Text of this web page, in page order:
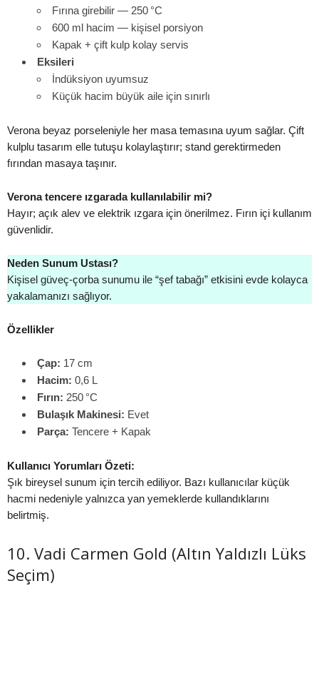
Fırına girebilir — 250 °C
600 ml hacim — kişisel porsiyon
Kapak + çift kulp kolay servis
Eksileri
İndüksiyon uyumsuz
Küçük hacim büyük aile için sınırlı
Verona beyaz porseleniyle her masa temasına uyum sağlar. Çift
kulplu tasarım elle tutuşu kolaylaştırır; stand gerektirmeden
fırından masaya taşınır.
Verona tencere ızgarada kullanılabilir mi?
Hayır; açık alev ve elektrik ızgara için önerilmez. Fırın içi kullanım
güvenlidir.
Neden Sunum Ustası?
Kişisel güveç‑çorba sunumu ile “şef tabağı” etkisini evde kolayca
yakalamanızı sağlıyor.
Özellikler
Çap: 17 cm
Hacim: 0,6 L
Fırın: 250 °C
Bulaşık Makinesi: Evet
Parça: Tencere + Kapak
Kullanıcı Yorumları Özeti:
Şık bireysel sunum için tercih ediliyor. Bazı kullanıcılar küçük
hacmi nedeniyle yalnızca yan yemeklerde kullandıklarını
belirtmiş.
10. Vadi Carmen Gold (Altın Yaldızlı Lüks
Seçim)